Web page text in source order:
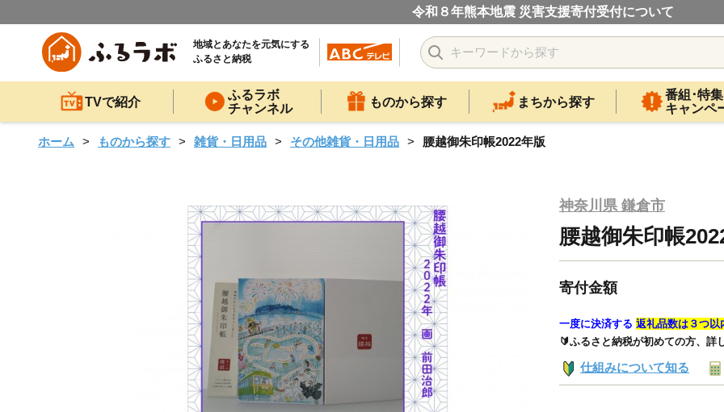
令和８年熊本地震 災害支援寄付受付について
地域とあなたを元気にする
ふるさと納税
TVで紹介
ふるラボ
チャンネル
ものから探す まちから探す
番組･特集
キャンペ
ホーム ものから探す 雑貨・日用品 その他雑貨・日用品 腰越御朱印帳2022年版
神奈川県 鎌倉市
腰越御朱印帳
寄付金額
一度に決済する 返礼品数は３つ以
🔰ふるさと納税が初めての方、詳
仕組みについて知る